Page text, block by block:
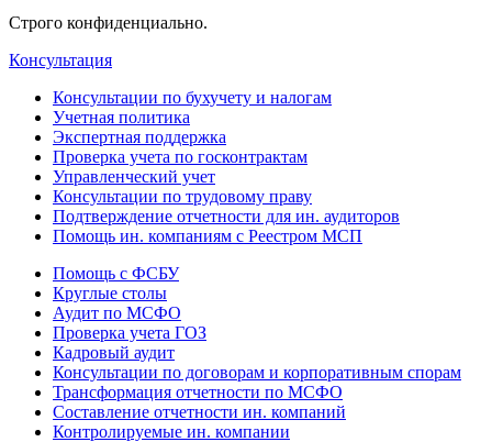
Строго конфиденциально.
Консультация
Консультации по бухучету и налогам
Учетная политика
Экспертная поддержка
Проверка учета по госконтрактам
Управленческий учет
Консультации по трудовому праву
Подтверждение отчетности для ин. аудиторов
Помощь ин. компаниям с Реестром МСП
Помощь с ФСБУ
Круглые столы
Аудит по МСФО
Проверка учета ГОЗ
Кадровый аудит
Консультации по договорам и корпоративным спорам
Трансформация отчетности по МСФО
Составление отчетности ин. компаний
Контролируемые ин. компании